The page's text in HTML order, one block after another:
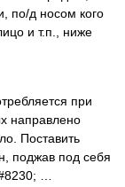
по/д носом кого
и т.п., ниже
при
направлено
Поставить
поджав под себя
…